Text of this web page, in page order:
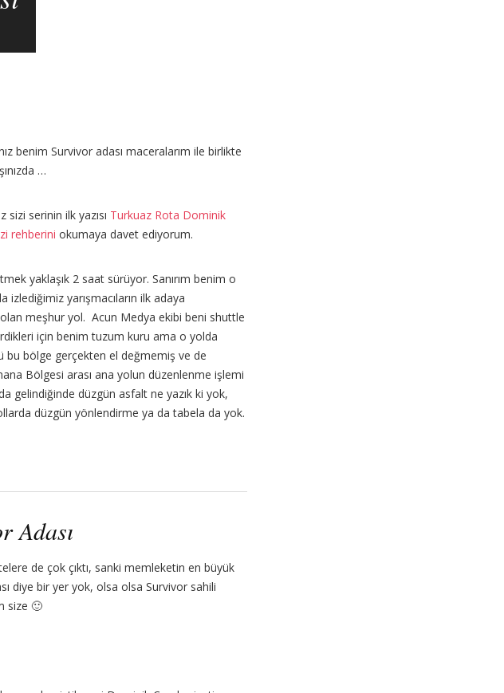
benim Survivor adası maceralarım ile birlikte
…
sizi serinin ilk yazısı Turkuaz Rota Dominik
rehberini okumaya davet ediyorum.
yaklaşık 2 saat sürüyor. Sanırım benim o
yarışmacıların ilk adaya
meşhur yol. Acun Medya ekibi beni shuttle
için benim tuzum kuru ama o yolda
bu bölge gerçekten el değmemiş ve de
Bölgesi arası ana yolun düzenlenme işlemi
gelindiğinde düzgün asfalt ne yazık ki yok,
düzgün yönlendirme ya da tabela da yok.
Adası
de çok çıktı, sanki memleketin en büyük
diye bir yer yok, olsa olsa Survivor sahili
size 🙂